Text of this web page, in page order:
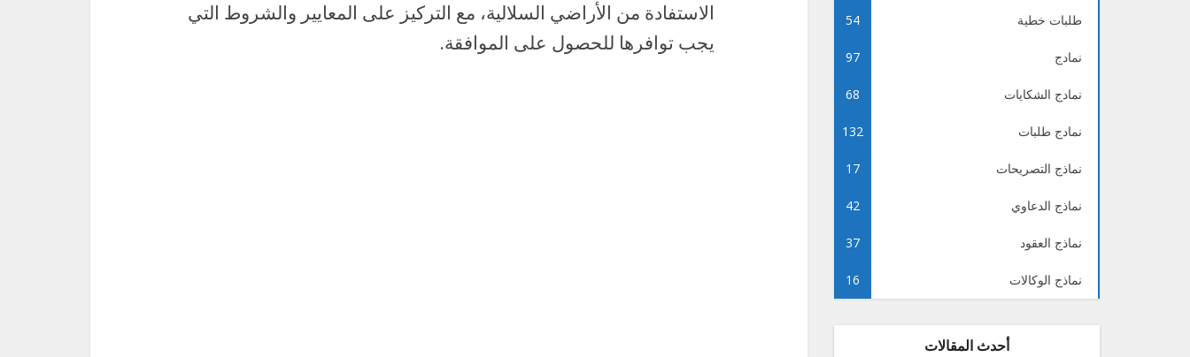
الاستفادة من الأراضي السلالية، مع التركيز على المعايير والشروط التي
يجب توافرها للحصول على الموافقة.
طلبات خطية 54
نمادج 97
نمادج الشكايات 68
نمادج طلبات 132
نماذج التصريحات 17
نماذج الدعاوي 42
نماذج العقود 37
نماذج الوكالات 16
أحدث المقالات